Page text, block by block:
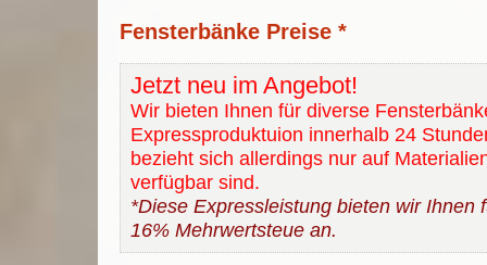
Fensterbänke Preise *
Jetzt neu im Angebot!
Wir bieten Ihnen für diverse
Expressproduktuion innerhalb 24
bezieht sich allerdings nur auf
verfügbar sind.
*Diese Expressleistung bieten wir Ihnen
16% Mehrwertsteue an.